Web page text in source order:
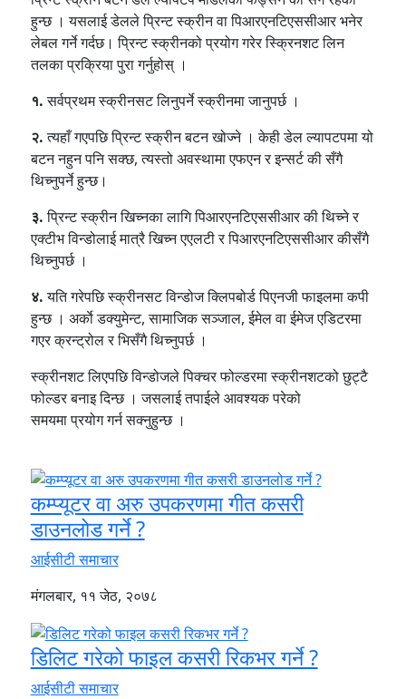
हुन्छ । यसलाई डेलले प्रिन्ट स्क्रीन वा पिआरएनटिएससीआर भनेर
लेबल गर्ने गर्दछ। प्रिन्ट स्क्रीनको प्रयोग गरेर स्क्रिनशट लिन
तलका प्रक्रिया पुरा गर्नुहोस् ।
१.सर्वप्रथम स्क्रीनसट लिनुपर्ने स्क्रीनमा जानुपर्छ ।
२.त्यहाँ गएपछि प्रिन्ट स्क्रीन बटन खोज्ने । केही डेल ल्यापटपमा यो
बटन नहुन पनि सक्छ, त्यस्तो अवस्थामा एफएन र इन्सर्ट की सँगै
थिच्नुपर्ने हुन्छ।
३.प्रिन्ट स्क्रीन खिच्नका लागि पिआरएनटिएससीआर की थिच्ने र
एक्टीभ विन्डोलाई मात्रै खिच्न एएलटी र पिआरएनटिएससीआर कीसँगै
थिच्नुपर्छ ।
४.यति गरेपछि स्क्रीनसट विन्डोज क्लिपबोर्ड पिएनजी फाइलमा कपी
हुन्छ । अर्काे डक्युमेन्ट, सामाजिक सञ्जाल, ईमेल वा ईमेज एडिटरमा
गएर क्रन्ट्रोल र भिसँगै थिच्नुपर्छ ।
स्क्रीनशट लिएपछि विन्डोजले पिक्चर फोल्डरमा स्क्रीनशटको छुट्टै
फोल्डर बनाइ दिन्छ । जसलाई तपाईले आवश्यक परेको
समयमा प्रयोग गर्न सक्नुहुन्छ ।
कम्प्यूटर वा अरु उपकरणमा गीत कसरी
डाउनलोड गर्ने ?
आईसीटी समाचार
मंगलबार, ११ जेठ, २०७८
डिलिट गरेको फाइल कसरी रिकभर गर्ने ?
आईसीटी समाचार